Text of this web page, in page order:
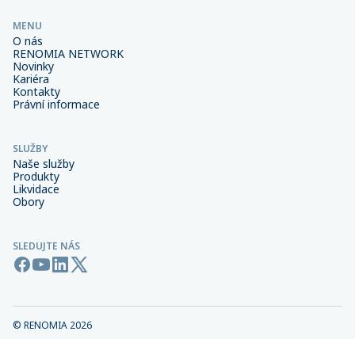
MENU
O nás
RENOMIA NETWORK
Novinky
Kariéra
Kontakty
Právní informace
SLUŽBY
Naše služby
Produkty
Likvidace
Obory
SLEDUJTE NÁS
© RENOMIA 2026